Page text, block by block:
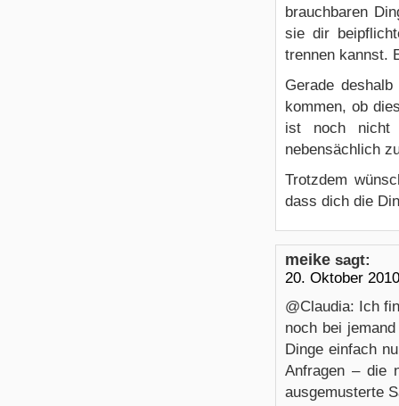
brauchbaren
sie dir
trennen kannst.
Gerade
kommen, ob
ist noch nicht
nebensächlich
Trotzdem
dass dich die
meike sagt:
20. Oktober
@Claudia: Ich
noch bei
Dinge einfach
Anfragen – die
ausgemusterte